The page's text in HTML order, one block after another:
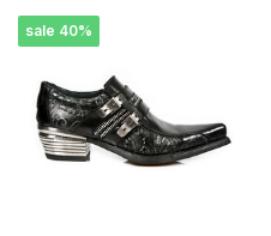
sale 40%